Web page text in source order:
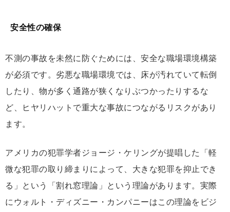
安全性の確保
不測の事故を未然に防ぐためには、安全な職場環境構築
が必須です。劣悪な職場環境では、床が汚れていて転倒
したり、物が多く通路が狭くなりぶつかったりするな
ど、ヒヤリハットで重大な事故につながるリスクがあり
ます。
アメリカの犯罪学者ジョージ・ケリングが提唱した「軽
微な犯罪の取り締まりによって、大きな犯罪を抑止でき
る」という「割れ窓理論」という理論があります。実際
にウォルト・ディズニー・カンパニーはこの理論をビジ